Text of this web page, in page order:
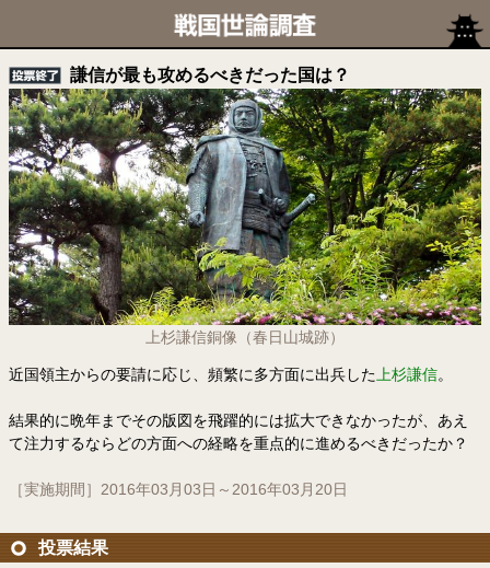
謙信が最も攻めるべきだった国は？
上杉謙信銅像（春日山城跡）
近国領主からの要請に応じ、頻繁に多方面に出兵した 上杉謙信。
結果的に晩年までその版図を飛躍的には拡大できなかったが、あえ
て注力するならどの方面への経略を重点的に進めるべきだったか？
［実施期間］2016年03月03日～2016年03月20日
投票結果